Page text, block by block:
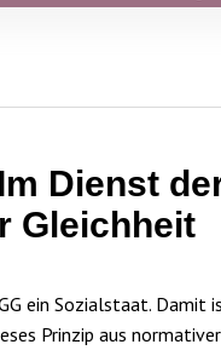
Dienst
Gleichheit
ein Sozialstaat. Damit
Prinzip aus